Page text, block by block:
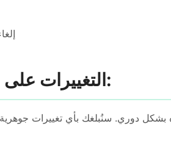
8. التغييرات على سياسة الخصوصية:
دوري. سنُبلغك بأي تغييرات